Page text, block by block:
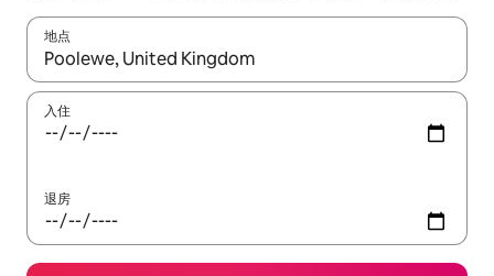
地点
如有搜索结果，请使用上下方向键查看，或通过点击或滑动手势
入住
退房